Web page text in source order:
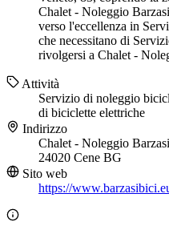
Chalet - Noleggio
verso l'eccellenza in
che necessitano di
rivolgersi a Chalet -
Attività
Servizio di noleggio
di biciclette elettriche
Indirizzo
Chalet - Noleggio
24020 Cene BG
Sito web
https://